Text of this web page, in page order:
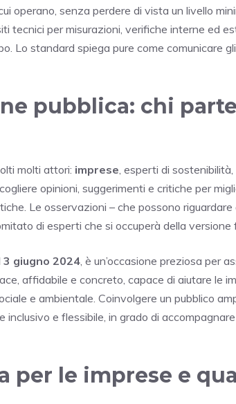
operano, senza perdere di vista un livello
tecnici per misurazioni, verifiche interne ed
Lo standard spiega pure come comunicare gli
pubblica: chi
molti attori: imprese , esperti di sostenibilità,
opinioni, suggerimenti e critiche per
Le osservazioni – che possono
di esperti che si occuperà della versione
3 giugno 2024 , è un’occasione preziosa per
affidabile e concreto, capace di aiutare le
e ambientale. Coinvolgere un pubblico
e flessibile, in grado di accompagnare
per le imprese e